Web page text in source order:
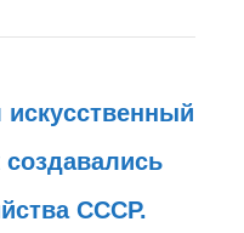
искусственный
СССР.